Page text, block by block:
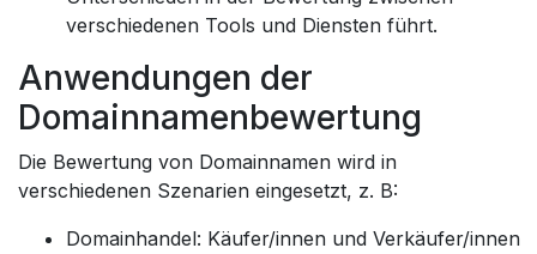
verschiedenen Tools und Diensten führt.
Anwendungen der
Domainnamenbewertung
Die Bewertung von Domainnamen wird in
verschiedenen Szenarien eingesetzt, z. B:
Domainhandel: Käufer/innen und Verkäufer/innen